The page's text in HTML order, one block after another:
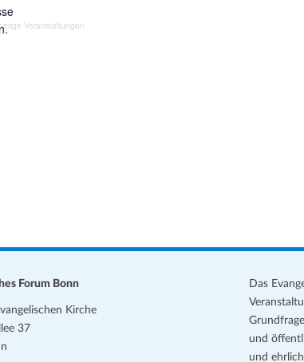
Veranstaltungen
Forum Bonn
Kirche
37
Das
und
und